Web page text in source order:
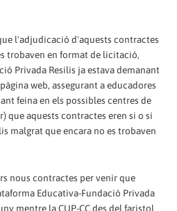
l'adjudicació d'aquests contractes
trobaven en format de licitació,
Privada Resilis ja estava demanant
web, assegurant a educadores
feina en els possibles centres de
que aquests contractes eren si o si
malgrat que encara no es trobaven
nous contractes per venir que
Educativa-Fundació Privada
mentre la CUP-CC des del faristol